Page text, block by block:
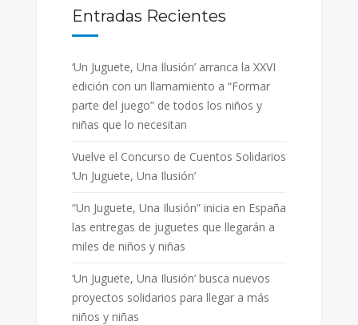
Entradas Recientes
‘Un Juguete, Una Ilusión’ arranca la XXVI
edición con un llamamiento a “Formar
parte del juego” de todos los niños y
niñas que lo necesitan
Vuelve el Concurso de Cuentos Solidarios
‘Un Juguete, Una Ilusión’
“Un Juguete, Una Ilusión” inicia en España
las entregas de juguetes que llegarán a
miles de niños y niñas
‘Un Juguete, Una Ilusión’ busca nuevos
proyectos solidarios para llegar a más
niños y niñas